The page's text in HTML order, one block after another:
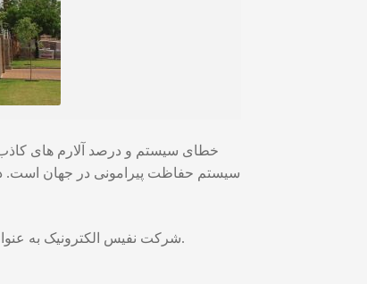
خطای سیستم و درصد آلارم های
سیستم حفاظت پیرامونی در جهان است.
شرکت نفیس الکترونیک به عنوان نماینده رسمی حصار الکتریکی گریز در استان البرز آمادگی دارد تا نیازهای مشتریان محترم را در این خصوص برآورده نماید.